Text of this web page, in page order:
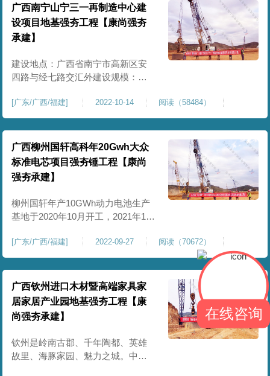
广西南宁山宁三一再制造中心建
设项目地基强夯工程【康尚强夯
承建】
建设地点：广西省南宁市高新区安
四路与经七路交汇外建设规模：建
米，需采用强夯法处理的面积约
18000㎡
[广东/广西/福建] 2022-10-14 阅读（58484）
广西柳州国轩高科年20Gwh大众
标准电芯项目强夯锤工程【康尚
强夯承建】
柳州国轩年产10GWh动力电池生产
基地于2020年10月开工，2021年10
产品开始供货。今年9月，10GWh项
目实现全额达产目标。柳州国轩主
要产品包括52AH电芯及150AH、
104AH与230AH电芯等。 柳东新区
智慧标准厂房E区项目是柳州新能源
汽车城产业高质量发展配套实施项
目
[广东/广西/福建] 2022-09-27 阅读（70672）
广西钦州进口木材暨高端家具家
居家居产业园地基强夯工程【康
尚强夯承建】
钦州是岭南古郡、千年陶都、英雄
故里、海豚家园、魅力之城。中国
在线咨询